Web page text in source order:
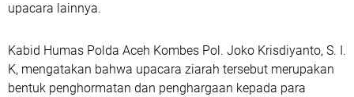
upacara lainnya.
Kabid Humas Polda Aceh Kombes Pol. Joko Krisdiyanto, S. I.
K, mengatakan bahwa upacara ziarah tersebut merupakan
bentuk penghormatan dan penghargaan kepada para